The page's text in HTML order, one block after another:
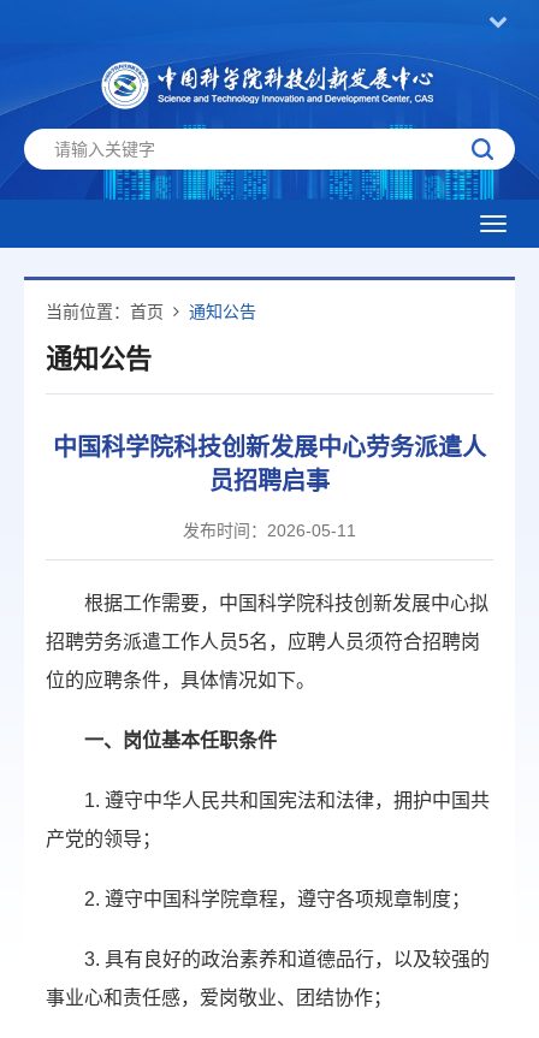
当前位置： 首页 通知公告
通知公告
中国科学院科技创新发展中心劳务派遣人
员招聘启事
发布时间：2026-05-11
根据工作需要，中国科学院科技创新发展中心拟
招聘劳务派遣工作人员5名，应聘人员须符合招聘岗
位的应聘条件，具体情况如下。
一、岗位基本任职条件
1. 遵守中华人民共和国宪法和法律，拥护中国共
产党的领导；
2. 遵守中国科学院章程，遵守各项规章制度；
3. 具有良好的政治素养和道德品行，以及较强的
事业心和责任感，爱岗敬业、团结协作；